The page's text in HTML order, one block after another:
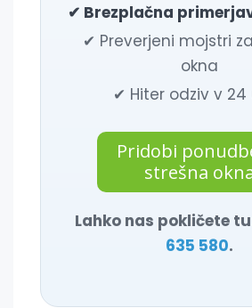
✔ Brezplačna
✔ Preverjeni mojstri
okna
✔ Hiter odziv v 24
Pridobi
strešna
Lahko nas pokličete
635 580.